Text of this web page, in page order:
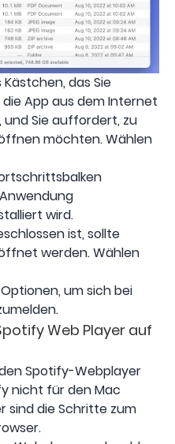
das Sie
App aus dem Internet
Sie auffordert, zu
möchten. Wählen
wird.
ist, sollte
werden. Wählen
um sich bei
Web Player auf
Spotify-Webplayer
nicht für den Mac
sind die Schritte zum